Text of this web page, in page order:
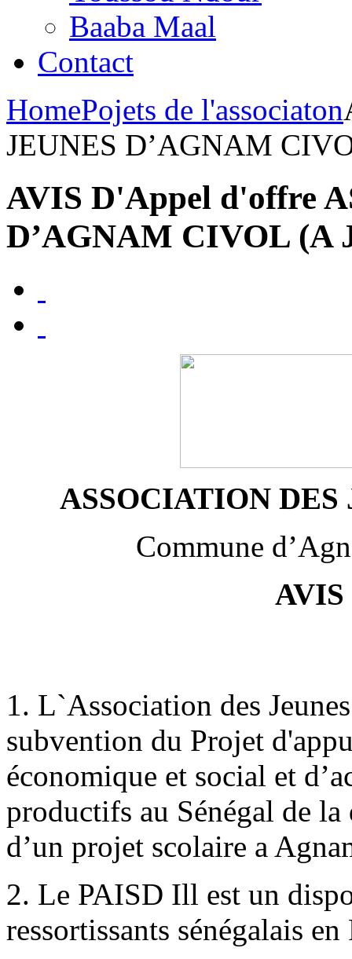
Baaba Maal
Contact
HomePojets de l'associaton
JEUNES D’AGNAM
AVIS D'Appel d'offre
D’AGNAM CIVOL (A
ASSOCIATION DES
Commune
1. L`Association des
subvention du Projet
économique et social et
productifs au Sénégal de
d’un projet scolaire a
2. Le PAISD Ill est un
ressortissants sénégalais